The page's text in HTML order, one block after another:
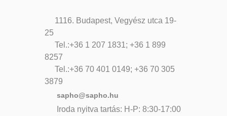
1116. Budapest, Vegyész utca 19-
25
Tel.:+36 1 207 1831; +36 1 899
8257
Tel.:+36 70 401 0149; +36 70 305
3879
sapho@sapho.hu
Iroda nyitva tartás: H-P: 8:30-17:00